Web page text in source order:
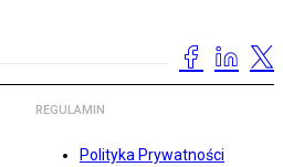
REGULAMIN
Polityka Prywatności